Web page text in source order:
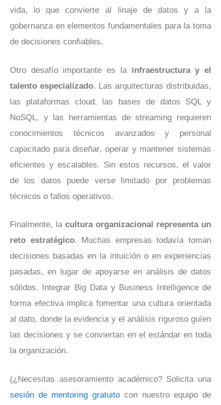
vida, lo que convierte al linaje de datos y a la
gobernanza en elementos fundamentales para la toma
de decisiones confiables.
Otro desafío importante es la infraestructura y el
talento especializado. Las arquitecturas distribuidas,
las plataformas cloud, las bases de datos SQL y
NoSQL, y las herramientas de streaming requieren
conocimientos técnicos avanzados y personal
capacitado para diseñar, operar y mantener sistemas
eficientes y escalables. Sin estos recursos, el valor
de los datos puede verse limitado por problemas
técnicos o fallos operativos.
Finalmente, la cultura organizacional representa un
reto estratégico. Muchas empresas todavía toman
decisiones basadas en la intuición o en experiencias
pasadas, en lugar de apoyarse en análisis de datos
sólidos. Integrar Big Data y Business Intelligence de
forma efectiva implica fomentar una cultura orientada
al dato, donde la evidencia y el análisis riguroso guíen
las decisiones y se conviertan en el estándar en toda
la organización.
(¿Necesitas asesoramiento académico? Solicita una
sesión de mentoring gratuito con nuestro equipo de